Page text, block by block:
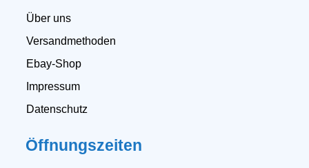
Über uns
Versandmethoden
Ebay-Shop
Impressum
Datenschutz
Öffnungszeiten